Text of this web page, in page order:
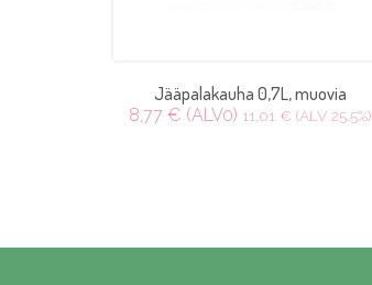
Jääpalakauha 0,7L, muovia
8,77 € (ALV0) 11,01 € (ALV 25.5%)